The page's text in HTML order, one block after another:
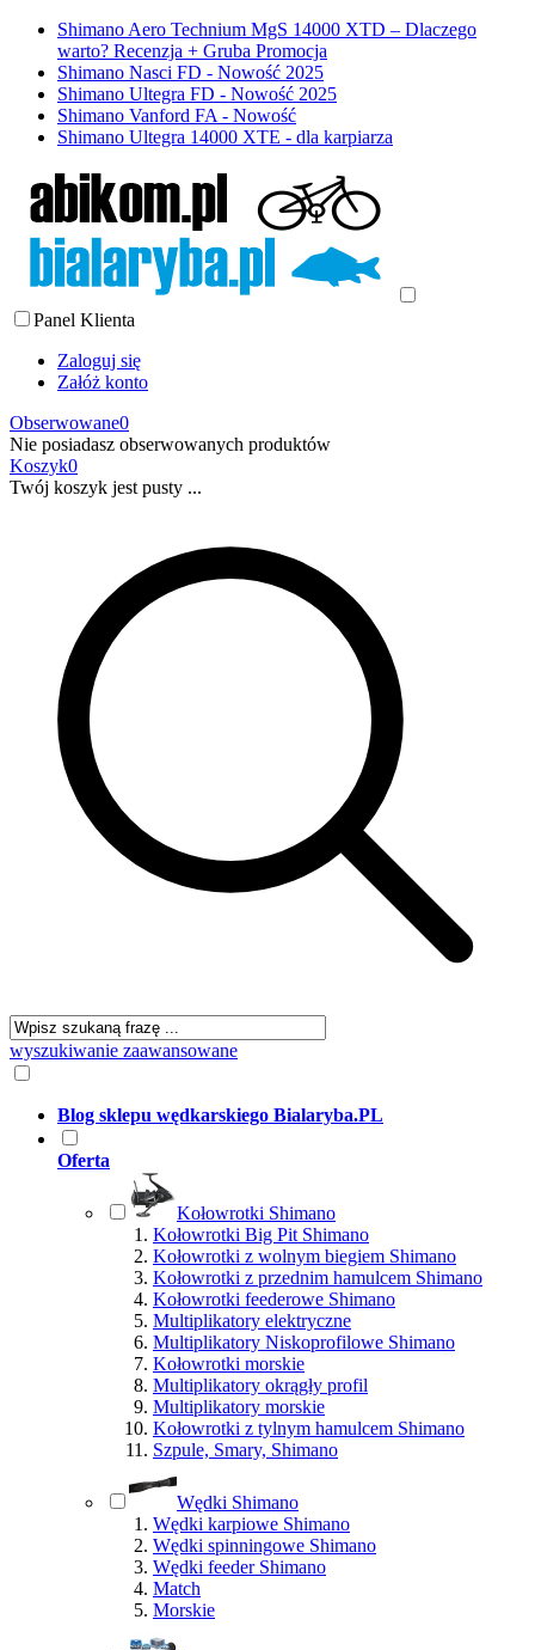
Shimano Aero Technium MgS 14000 XTD – Dlaczego
warto? Recenzja + Gruba Promocja
Shimano Nasci FD - Nowość 2025
Shimano Ultegra FD - Nowość 2025
Shimano Vanford FA - Nowość
Shimano Ultegra 14000 XTE - dla karpiarza
Panel Klienta
Zaloguj się
Załóż konto
Obserwowane0
Nie posiadasz obserwowanych produktów
Koszyk0
Twój koszyk jest pusty ...
wyszukiwanie zaawansowane
Blog sklepu wędkarskiego Bialaryba.PL
Oferta
Kołowrotki Shimano
Kołowrotki Big Pit Shimano
Kołowrotki z wolnym biegiem Shimano
Kołowrotki z przednim hamulcem Shimano
Kołowrotki feederowe Shimano
Multiplikatory elektryczne
Multiplikatory Niskoprofilowe Shimano
Kołowrotki morskie
Multiplikatory okrągły profil
Multiplikatory morskie
Kołowrotki z tylnym hamulcem Shimano
Szpule, Smary, Shimano
Wędki Shimano
Wędki karpiowe Shimano
Wędki spinningowe Shimano
Wędki feeder Shimano
Match
Morskie